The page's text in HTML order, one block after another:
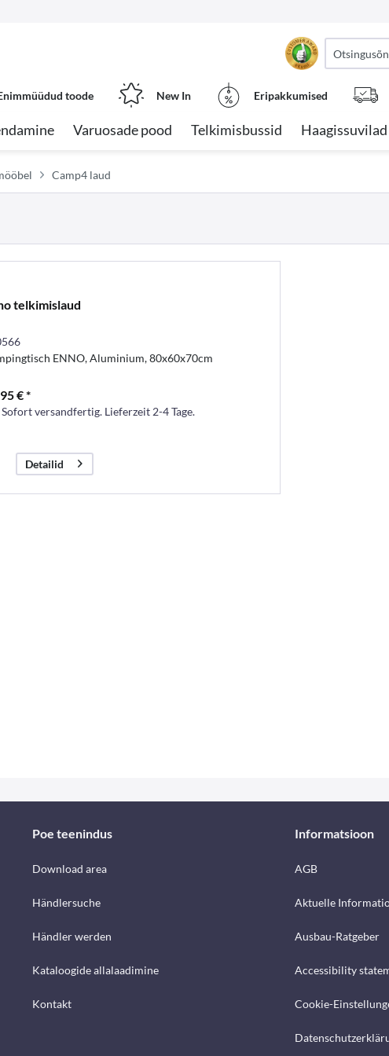
toode New In Eripakkumised
Varuosade pood Telkimisbussid Haagissuvilad
Camp4 laud
telkimislaud
ENNO, Aluminium, 80x60x70cm
€ *
Sofort versandfertig. Lieferzeit 2-4 Tage.
Detailid
Poe teenindus
Download area
Händlersuche
Händler werden
Kataloogide allalaadimine
Kontakt
Informatsioon
AGB
Aktuelle
Ausbau-Ratgeber
Accessibility
Cookie-